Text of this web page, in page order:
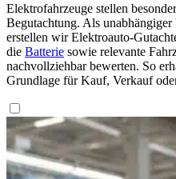
Elektrofahrzeuge stellen
Begutachtung. Als
erstellen wir Elektroauto-
die Batterie sowie relevante
nachvollziehbar bewerten. So
Grundlage für Kauf, Verkauf